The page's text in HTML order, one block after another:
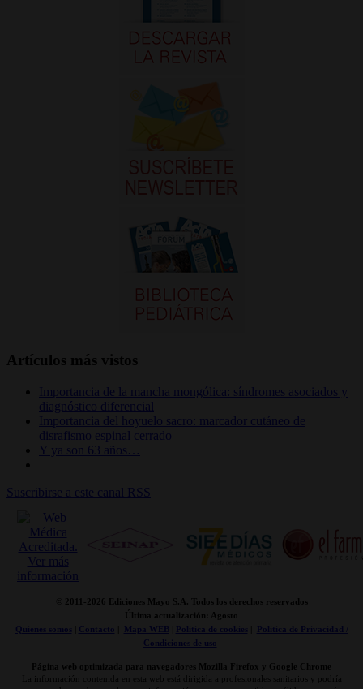
Artículos más vistos
Importancia de la mancha mongólica: síndromes asociados y
diagnóstico diferencial
Importancia del hoyuelo sacro: marcador cutáneo de
disrafismo espinal cerrado
Y ya son 63 años…
Suscribirse a este canal RSS
© 2011- 2026 Ediciones Mayo S.A. Todos los derechos reservados
Última actualización: Agosto
Quienes somos| Contacto Mapa WEB| Politica de cookies|
Politica de Privacidad /
Condiciones de uso
Página web optimizada para navegadores Mozilla Firefox y Google Chrome
La información contenida en esta web está dirigida a profesionales sanitarios y podría